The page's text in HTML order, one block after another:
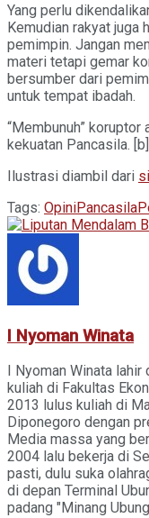
Yang perlu
Kemudian rakyat juga
pemimpin. Jangan
materi tetapi gemar
bersumber dari
untuk tempat ibadah.
“Membunuh”
kekuatan Pancasila. [b]
Ilustrasi diambil dari
Tags: OpiniPancasila
I Nyoman Winata
I Nyoman Winata
kuliah di Fakultas
2013 lulus kuliah di
Diponegoro dengan
Media massa yang
2004 lalu bekerja di
pasti, dulu suka
di depan Terminal
padang "Minang